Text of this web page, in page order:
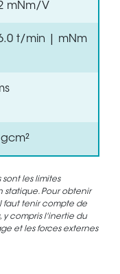
mNm/V
t/min | mNm
les limites
statique. Pour obtenir
faut tenir compte de
y compris l'inertie du
et les forces externes